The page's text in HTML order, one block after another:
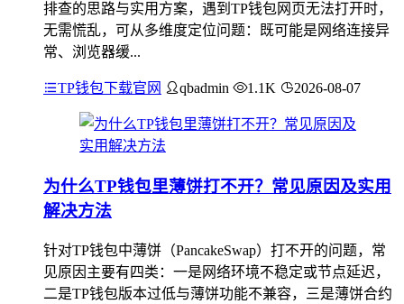
排查的思路与实用方案，遇到TP钱包网页无法打开时，
无需慌乱，可从多维度定位问题：既可能是网络连接异
常、浏览器缓...
TP钱包下载官网 qbadmin 1.1K 2026-08-07
为什么TP钱包里薄饼打不开？常见原因及实用
解决方法
针对TP钱包中薄饼（PancakeSwap）打不开的问题，常
见原因主要有四类：一是网络环境不稳定或节点延迟，
二是TP钱包版本过低与薄饼功能不兼容，三是薄饼合约